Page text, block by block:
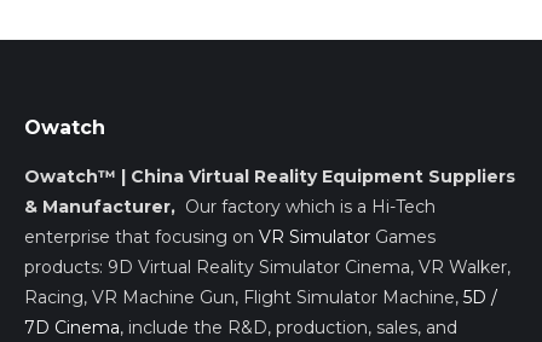
Owatch
Owatch™ | China Virtual Reality Equipment Suppliers
& Manufacturer, Our factory which is a Hi-Tech
enterprise that focusing on VR Simulator Games
products: 9D Virtual Reality Simulator Cinema, VR Walker,
Racing, VR Machine Gun, Flight Simulator Machine, 5D /
7D Cinema, include the R&D, production, sales, and